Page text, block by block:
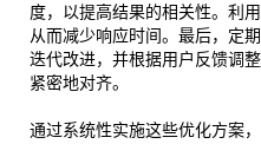
度，以提高结果的相关性。利
从而减少响应时间。最后，定
迭代改进，并根据用户反馈调
紧密地对齐。
通过系统性实施这些优化方案